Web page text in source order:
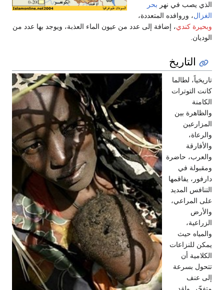
الذي يصب في نهر بحر
الغزال، وروافده المتعددة،
وبحيرة كندي، إضافة إلى عدد من عيون الماء العذبة، ويوجد بها عدد من
الوديان.
التاريخ
تاريخياً، لطالما
كانت التوترات
الكامنة
والظاهرة بين
المزارعين
والرعاة،
والأفارقة
والعرب، حاضرة
ومقبولة في
دارفور، يفاقمها
التنافس المديد
على المراعي،
والأرض
الزراعية،
والمياه حيث
يمكن للنزاعات
الكلامية أن
تتحول بسرعة
إلى عنف
متفجّر. ولقد